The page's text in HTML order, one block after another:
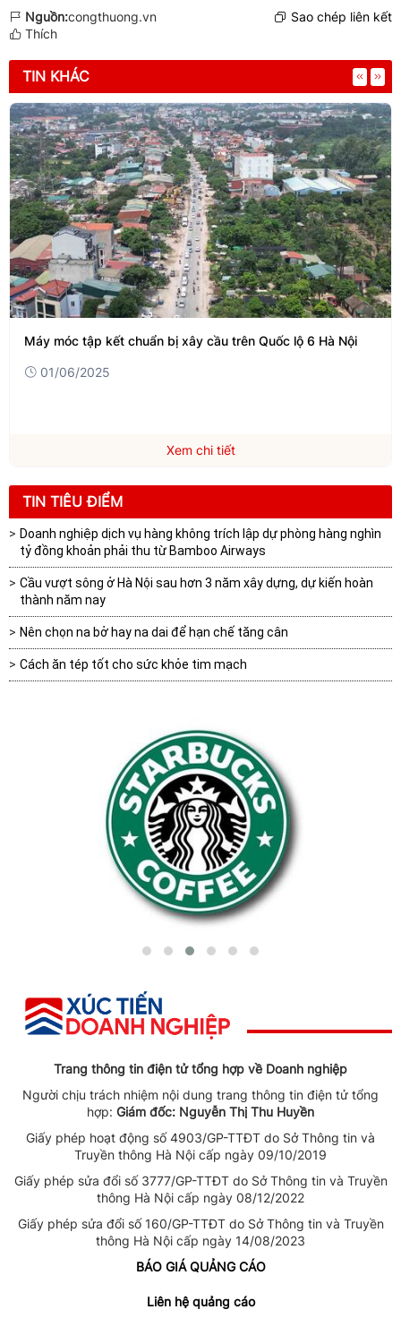
Nguồn:congthuong.vn
Sao chép liên kết
Thích
TIN KHÁC
Máy móc tập kết chuẩn bị xây cầu trên Quốc lộ 6 Hà Nội
01/06/2025
Xem chi tiết
TIN TIÊU ĐIỂM
Doanh nghiệp dịch vụ hàng không trích lập dự phòng hàng nghìn
tỷ đồng khoản phải thu từ Bamboo Airways
Cầu vượt sông ở Hà Nội sau hơn 3 năm xây dựng, dự kiến hoàn
thành năm nay
Nên chọn na bở hay na dai để hạn chế tăng cân
Cách ăn tép tốt cho sức khỏe tim mạch
Trang thông tin điện tử tổng hợp về Doanh nghiệp
Người chịu trách nhiệm nội dung trang thông tin điện tử tổng
hợp: Giám đốc: Nguyễn Thị Thu Huyền
Giấy phép hoạt động số 4903/GP-TTĐT do Sở Thông tin và
Truyền thông Hà Nội cấp ngày 09/10/2019
Giấy phép sửa đổi số 3777/GP-TTĐT do Sở Thông tin và Truyền
thông Hà Nội cấp ngày 08/12/2022
Giấy phép sửa đổi số 160/GP-TTĐT do Sở Thông tin và Truyền
thông Hà Nội cấp ngày 14/08/2023
BÁO GIÁ QUẢNG CÁO
Liên hệ quảng cáo